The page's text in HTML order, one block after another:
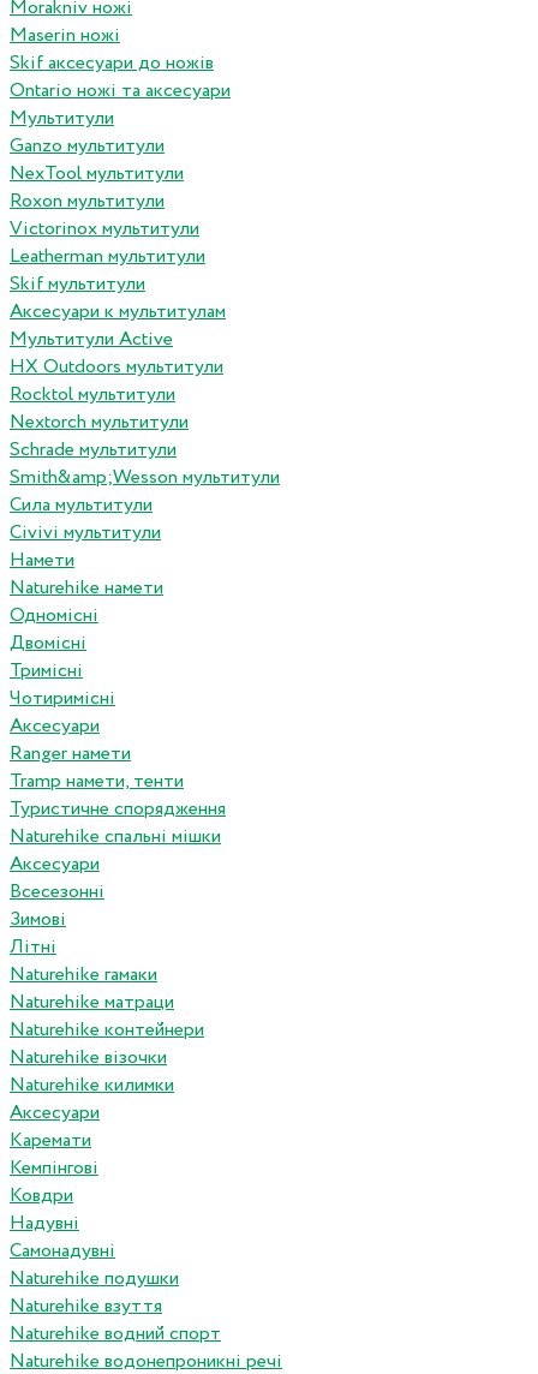
Morakniv ножі
Maserin ножі
Skif аксесуари до ножів
Ontario ножі та аксесуари
Мультитули
Ganzo мультитули
NexTool мультитули
Roxon мультитули
Victorinox мультитули
Leatherman мультитули
Skif мультитули
Аксесуари к мультитулам
Мультитули Active
HX Outdoors мультитули
Rocktol мультитули
Nextorch мультитули
Schrade мультитули
Smith&amp;Wesson мультитули
Сила мультитули
Civivi мультитули
Намети
Naturehike намети
Одномісні
Двомісні
Тримісні
Чотиримісні
Аксесуари
Ranger намети
Tramp намети, тенти
Туристичне спорядження
Naturehike спальні мішки
Аксесуари
Всесезонні
Зимові
Літні
Naturehike гамаки
Naturehike матраци
Naturehike контейнери
Naturehike візочки
Naturehike килимки
Аксесуари
Каремати
Кемпінгові
Ковдри
Надувні
Самонадувні
Naturehike подушки
Naturehike взуття
Naturehike водний спорт
Naturehike водонепроникні речі